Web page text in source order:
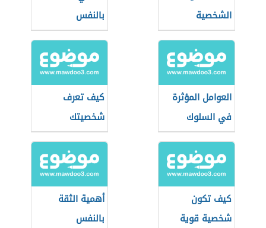
الشخصية
بالنفس
العوامل المؤثرة
في السلوك
الإنساني
كيف تعرف
شخصيتك
كيف تكون
شخصية قوية
أهمية الثقة
بالنفس